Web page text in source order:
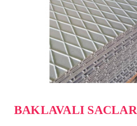
BAKLAVALI SACLAR